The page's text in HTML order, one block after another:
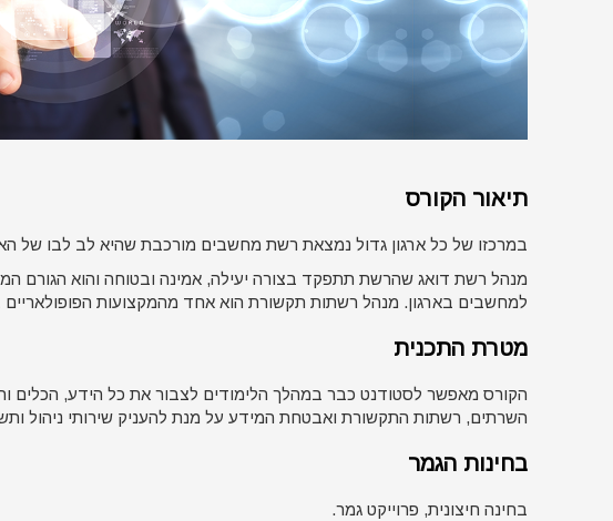
תיאור הקורס
במרכזו של כל ארגון גדול נמצאת רשת מחשבים מורכבת שהיא לב לבו של
מנהל רשת דואג שהרשת תתפקד בצורה יעילה, אמינה ובטוחה והוא הגורם
למחשבים בארגון. מנהל רשתות תקשורת הוא אחד מהמקצועות הפופולאריים
מטרת התכנית
הקורס מאפשר לסטודנט כבר במהלך הלימודים לצבור את כל הידע, הכלים
השרתים, רשתות התקשורת ואבטחת המידע על מנת להעניק שירותי ניהול
בחינות הגמר
בחינה חיצונית, פרוייקט גמר.